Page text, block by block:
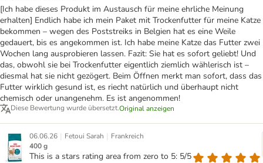
[Ich habe dieses Produkt im Austausch für meine ehrliche Meinung
erhalten] Endlich habe ich mein Paket mit Trockenfutter für meine Katze
bekommen – wegen des Poststreiks in Belgien hat es eine Weile
gedauert, bis es angekommen ist. Ich habe meine Katze das Futter zwei
Wochen lang ausprobieren lassen. Fazit: Sie hat es sofort geliebt! Und
das, obwohl sie bei Trockenfutter eigentlich ziemlich wählerisch ist –
diesmal hat sie nicht gezögert. Beim Öffnen merkt man sofort, dass das
Futter wirklich gesund ist, es riecht natürlich und überhaupt nicht
chemisch oder unangenehm. Es ist angenommen!
Diese Bewertung wurde übersetzt.Original anzeigen
06.06.26 | Fetoui Sarah | Frankreich
400 g
This is a stars rating area from zero to 5: 5/5